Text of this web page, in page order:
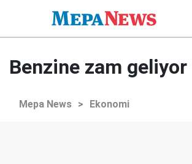
Benzine zam geliyor
Mepa News > Ekonomi